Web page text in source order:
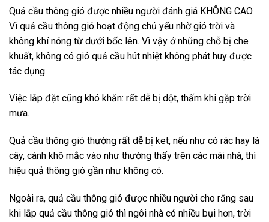
Quả cầu thông gió được nhiều người đánh giá KHÔNG CAO.
Vì quả cầu thông gió hoạt động chủ yếu nhờ gió trời và
không khí nóng từ dưới bốc lên. Vì vậy ở những chỗ bị che
khuất, không có gió quả cầu hút nhiệt không phát huy được
tác dụng.
Việc lắp đặt cũng khó khăn: rất dễ bị dột, thấm khi gặp trời
mưa.
Quả cầu thông gió thường rất dễ bị ket, nếu như có rác hay lá
cây, cành khô mắc vào như thường thấy trên các mái nhà, thì
hiệu quả thông gió gần như không có.
Ngoài ra, quả cầu thông gió được nhiều người cho rằng sau
khi lắp quả cầu thông gió thì ngôi nhà có nhiều bụi hơn, trời